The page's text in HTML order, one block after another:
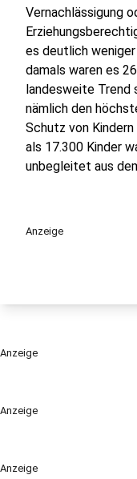
Anzeige
Anzeige
Vernachlässigung
es deutlich
damals waren es
landesweite Trend
nämlich den
Schutz von
als 17.300 Kinder
unbegleitet aus
Anzeige
Anzeige